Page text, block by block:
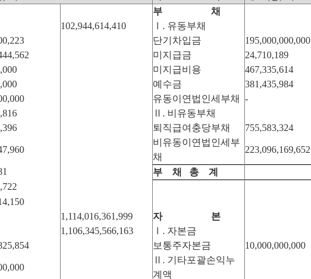
부 채
102,944,614,410 Ⅰ. 유동부채
단기차입금
195,000,000,000
미지급금
24,710,189
미지급비용
467,335,614
예수금
381,435,984
유동이연법인세부채
-
Ⅱ. 비유동부채
퇴직급여충당부채 755,583,324
비유동이연법인세부
채
223,096,169,652
부 채 총 계
1,114,016,361,999
자 본
1,106,345,566,163 Ⅰ. 자본금
보통주자본금 10,000,000,000
Ⅱ. 기타포괄손익누
계액